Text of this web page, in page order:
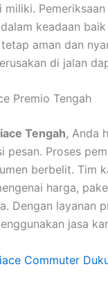
keadaan
aman dan
di jalan
Premio Tengah
Tengah, Anda
Proses
berbelit. Tim
harga,
Dengan layanan
jasa
Commuter